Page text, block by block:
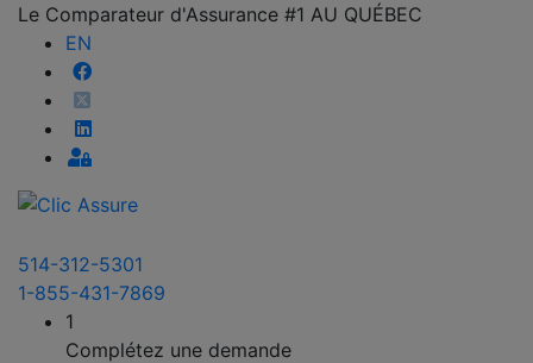
Le Comparateur d'Assurance #1 AU QUÉBEC
EN
514-312-5301
1-855-431-7869
1
Complétez une demande